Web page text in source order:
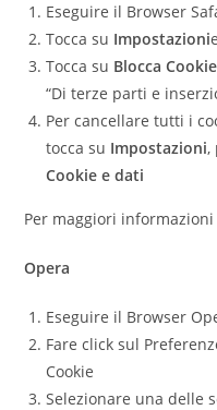
Eseguire il Browser
Tocca su Impostazioni
Tocca su Blocca Cookie
“Di terze parti e
Per cancellare tutti i
tocca su Impostazioni,
Cookie e dati
Per maggiori
Opera
Eseguire il Browser
Fare click sul
Cookie
Selezionare una delle